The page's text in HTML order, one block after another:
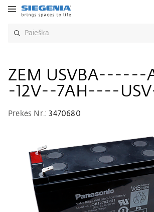
ZEM USVBA------
-12V--7AH----
Prekės Nr.:3470680